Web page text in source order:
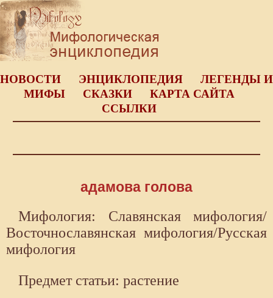
НОВОСТИ ЭНЦИКЛОПЕДИЯ
ЛЕГЕНДЫ И
МИФЫ
СКАЗКИ
КАРТА САЙТА
ССЫЛКИ
адамова голова
Мифология: Славянская мифология/
Восточнославянская мифология/Русская
мифология
Предмет статьи: растение